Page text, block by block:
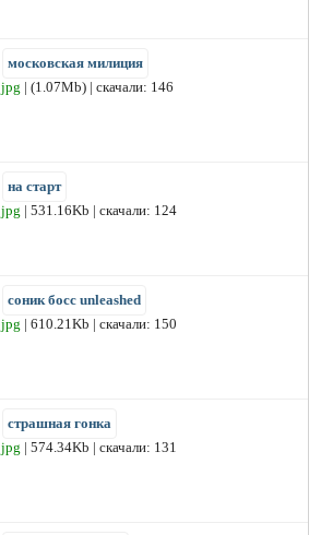
московская милиция
jpg | (1.07Mb) | скачали: 146
на старт
jpg | 531.16Kb | скачали: 124
соник босс unleashed
jpg | 610.21Kb | скачали: 150
страшная гонка
jpg | 574.34Kb | скачали: 131